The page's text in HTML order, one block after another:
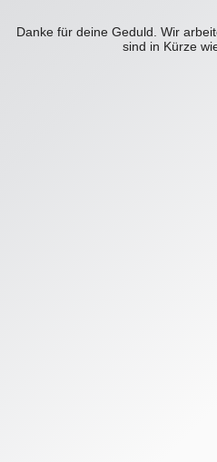
Danke für deine Geduld. Wir
sind in Kürze